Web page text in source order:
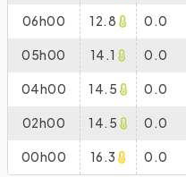
06h00 12.8 0.0
05h00 14.1 0.0
04h00 14.5 0.0
02h00 14.5 0.0
00h00 16.3 0.0